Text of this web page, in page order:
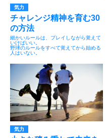
気力
チャレンジ精神を育む30
の方法
細かいルールは、プレイしながら覚えて
いけばいい。
野球のルールをすべて覚えてから始める
人はいない。
気力